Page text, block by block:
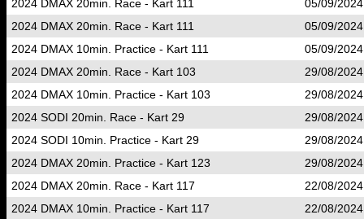
2024 DMAX 20min. Race - Kart 111
05/09/
2024 DMAX 20min. Race - Kart 111
05/09/
2024 DMAX 10min. Practice - Kart 111
05/09/
2024 DMAX 20min. Race - Kart 103
29/08/
2024 DMAX 10min. Practice - Kart 103
29/08/
2024 SODI 20min. Race - Kart 29
29/08/
2024 SODI 10min. Practice - Kart 29
29/08/
2024 DMAX 20min. Practice - Kart 123
29/08/
2024 DMAX 20min. Race - Kart 117
22/08/
2024 DMAX 10min. Practice - Kart 117
22/08/